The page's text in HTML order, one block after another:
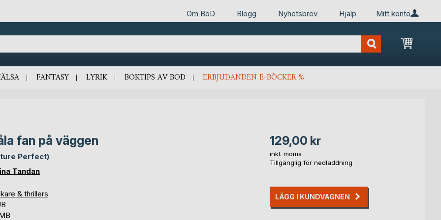
Mitt konto
Om BoD Blogg Nyhetsbrev Hjälp
Min
FANTASY LYRIK BOKTIPS AV BOD ERBJUDANDEN E-BÖCKER %
fan på väggen
Perfect)
Tandan
& thrillers
129,00 kr
inkl. moms
Tillgänglig för nedladdning
LÄGG I KUNDVAGNEN